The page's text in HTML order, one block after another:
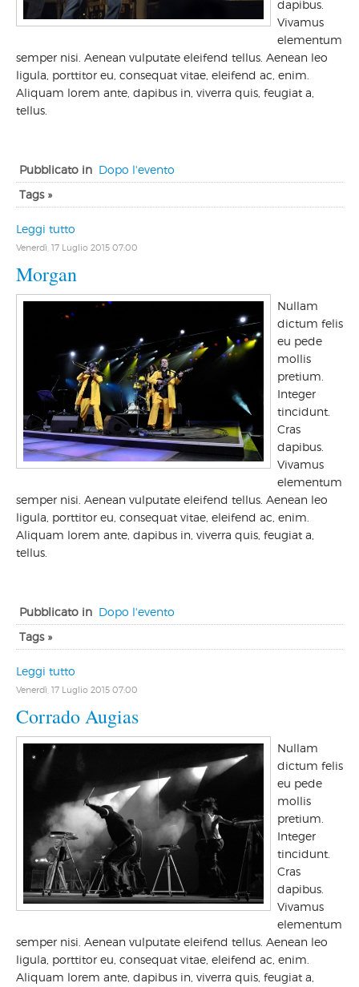
dapibus.
Vivamus
elementum
semper nisi. Aenean vulputate eleifend tellus. Aenean leo
ligula, porttitor eu, consequat vitae, eleifend ac, enim.
Aliquam lorem ante, dapibus in, viverra quis, feugiat a,
tellus.
Pubblicato in Dopo l'evento
Tags »
Leggi tutto
Venerdì, 17 Luglio 2015 07:00
Morgan
Nullam
dictum felis
eu pede
mollis
pretium.
Integer
tincidunt.
Cras
dapibus.
Vivamus
elementum
semper nisi. Aenean vulputate eleifend tellus. Aenean leo
ligula, porttitor eu, consequat vitae, eleifend ac, enim.
Aliquam lorem ante, dapibus in, viverra quis, feugiat a,
tellus.
Pubblicato in Dopo l'evento
Tags »
Leggi tutto
Venerdì, 17 Luglio 2015 07:00
Corrado Augias
Nullam
dictum felis
eu pede
mollis
pretium.
Integer
tincidunt.
Cras
dapibus.
Vivamus
elementum
semper nisi. Aenean vulputate eleifend tellus. Aenean leo
ligula, porttitor eu, consequat vitae, eleifend ac, enim.
Aliquam lorem ante, dapibus in, viverra quis, feugiat a,